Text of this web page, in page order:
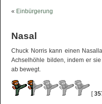
« Einbürgerung
Nasal
Chuck Norris kann einen
Achselhöhle bilden, indem er
ab bewegt.
[